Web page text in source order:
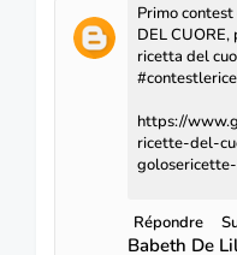
Primo
DEL
ricetta del
https://
ricette-del-
Répondre
Babeth De